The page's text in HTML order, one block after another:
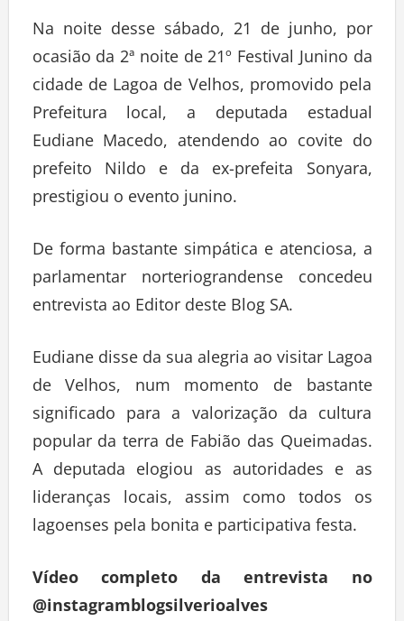
Na noite desse sábado, 21 de junho, por
ocasião da 2ª noite de 21º Festival Junino da
cidade de Lagoa de Velhos, promovido pela
Prefeitura local, a deputada estadual
Eudiane Macedo, atendendo ao covite do
prefeito Nildo e da ex-prefeita Sonyara,
prestigiou o evento junino.
De forma bastante simpática e atenciosa, a
parlamentar norteriograndense concedeu
entrevista ao Editor deste Blog SA.
Eudiane disse da sua alegria ao visitar Lagoa
de Velhos, num momento de bastante
significado para a valorização da cultura
popular da terra de Fabião das Queimadas.
A deputada elogiou as autoridades e as
lideranças locais, assim como todos os
lagoenses pela bonita e participativa festa.
Vídeo completo da entrevista no
@instagramblogsilverioalves